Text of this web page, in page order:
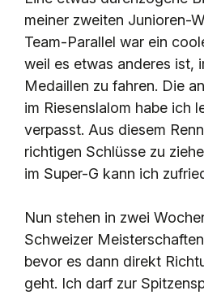
meiner zweiten Junioren-
Team-Parallel war ein
weil es etwas anderes ist,
Medaillen zu fahren. Die
im Riesenslalom habe ich
verpasst. Aus diesem
richtigen Schlüsse zu
im Super-G kann ich
Nun stehen in zwei
Schweizer
bevor es dann direkt
geht. Ich darf zur